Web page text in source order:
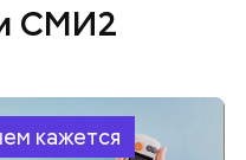
СМИ2
кажется